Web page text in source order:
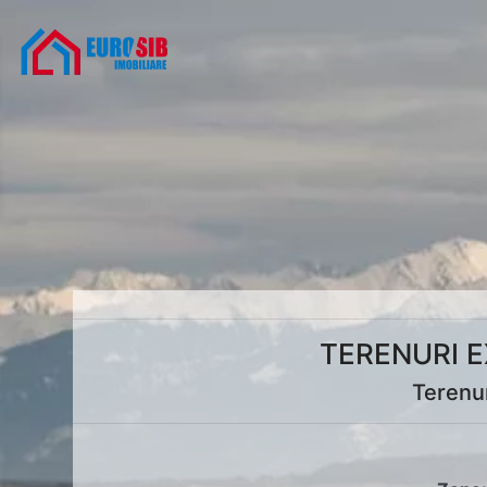
TERENURI